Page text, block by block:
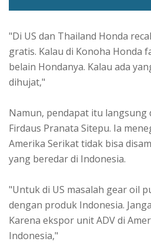
"Di US dan Thailand Honda
gratis. Kalau di Konoha Honda
belain Hondanya. Kalau ada
dihujat,"
Namun, pendapat itu langsung
Firdaus Pranata Sitepu. Ia
Amerika Serikat tidak bisa
yang beredar di Indonesia.
"Untuk di US masalah gear oil
dengan produk Indonesia.
Karena ekspor unit ADV di
Indonesia,"